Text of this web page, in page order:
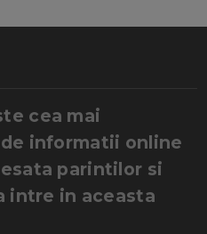
cea mai
informatii online
parintilor si
intre in aceasta